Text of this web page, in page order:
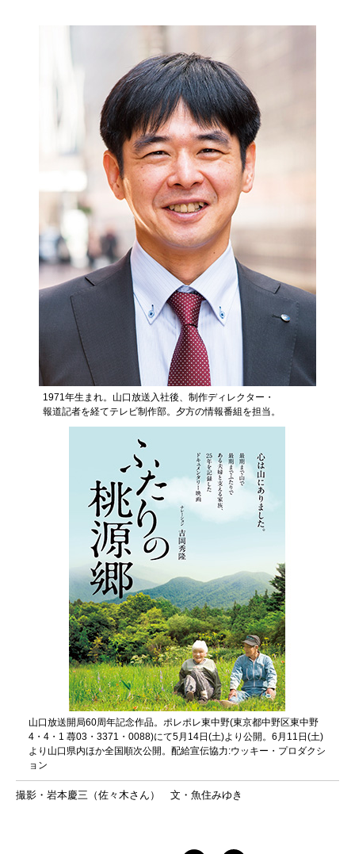
1971年生まれ。山口放送入社後、制作ディレクター・
報道記者を経てテレビ制作部。夕方の情報番組を担当。
山口放送開局60周年記念作品。ポレポレ東中野(東京都中野区東中野
4・4・1 蕁03・3371・0088)にて5月14日(土)より公開。6月11日(土)
より山口県内ほか全国順次公開。配給宣伝協力:ウッキー・プロダクシ
ョン
撮影・岩本慶三（佐々木さん） 文・魚住みゆき